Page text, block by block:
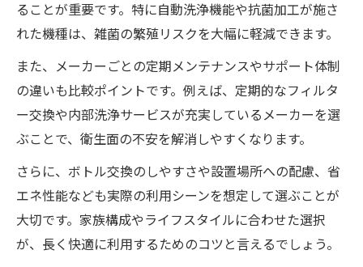
ることが重要です。特に自動洗浄機能や抗菌加工が施さ
れた機種は、雑菌の繁殖リスクを大幅に軽減できます。
また、メーカーごとの定期メンテナンスやサポート体制
の違いも比較ポイントです。例えば、定期的なフィルタ
ー交換や内部洗浄サービスが充実しているメーカーを選
ぶことで、衛生面の不安を解消しやすくなります。
さらに、ボトル交換のしやすさや設置場所への配慮、省
エネ性能なども実際の利用シーンを想定して選ぶことが
大切です。家族構成やライフスタイルに合わせた選択
が、長く快適に利用するためのコツと言えるでしょう。